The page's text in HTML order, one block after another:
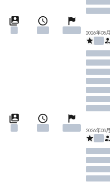
2026年08
2026年08